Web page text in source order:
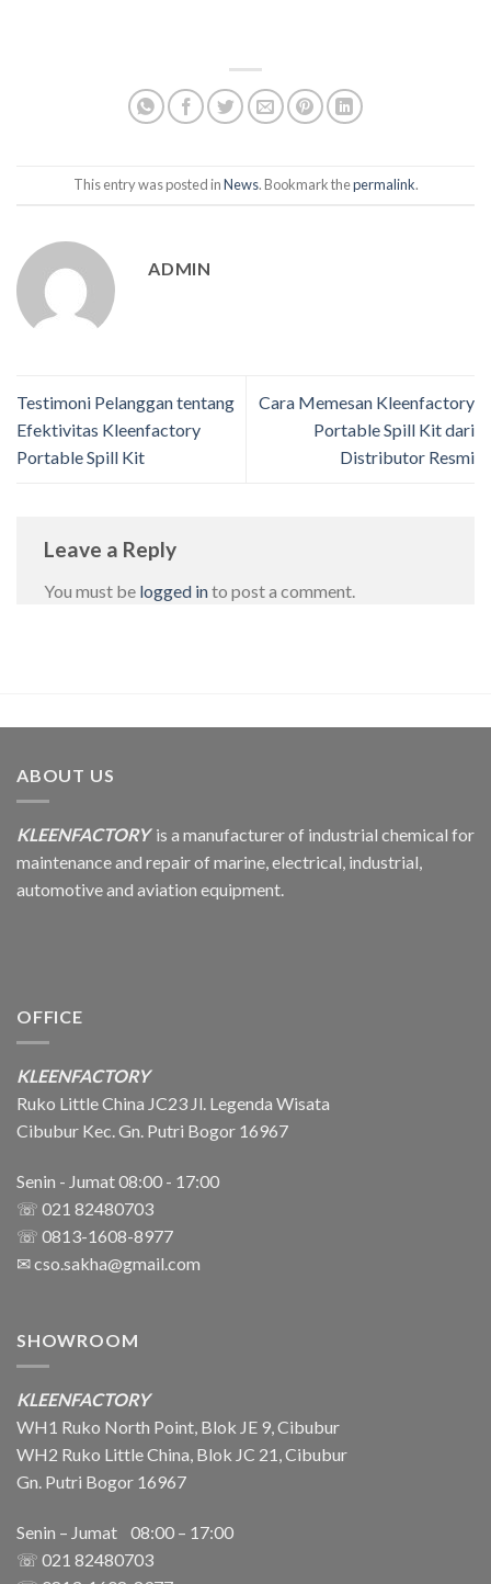
This entry was posted inNews. Bookmark thepermalink.
ADMIN
Testimoni Pelanggan tentang
Efektivitas Kleenfactory
Portable Spill Kit
Cara Memesan Kleenfactory
Portable Spill Kit dari
Distributor Resmi
Leave a Reply
You must be logged into post a comment.
ABOUT US
KLEENFACTORY is a manufacturer of industrial chemical for
maintenance and repair of marine, electrical, industrial,
automotive and aviation equipment.
OFFICE
KLEENFACTORY
Ruko Little China JC23 Jl. Legenda Wisata
Cibubur Kec. Gn. Putri Bogor 16967
Senin - Jumat 08:00 - 17:00
☏ 021 82480703
☏ 0813-1608-8977
✉cso.sakha@gmail.com
SHOWROOM
KLEENFACTORY
WH1 Ruko North Point, Blok JE 9, Cibubur
WH2 Ruko Little China, Blok JC 21, Cibubur
Gn. Putri Bogor 16967
Senin – Jumat 08:00 – 17:00
☏ 021 82480703